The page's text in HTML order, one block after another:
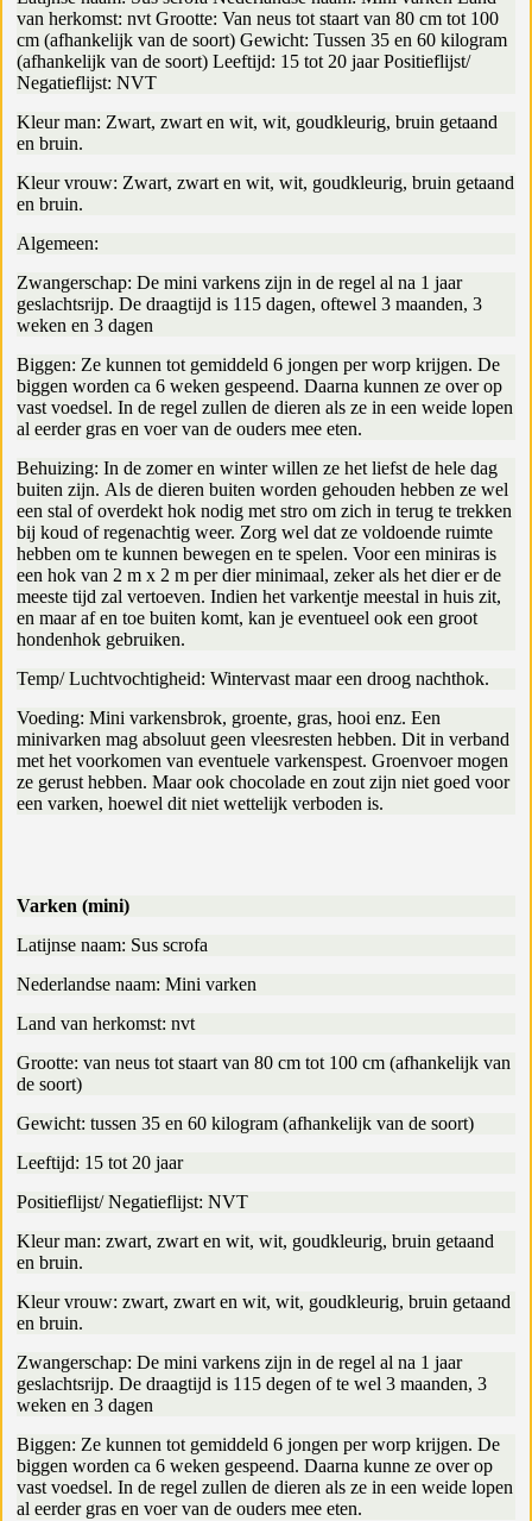
van herkomst: nvt Grootte: Van neus tot staart van 80 cm tot 100
cm (afhankelijk van de soort) Gewicht: Tussen 35 en 60 kilogram
(afhankelijk van de soort) Leeftijd: 15 tot 20 jaar Positieflijst/
Negatieflijst: NVT
Kleur man: Zwart, zwart en wit, wit, goudkleurig, bruin getaand
en bruin.
Kleur vrouw: Zwart, zwart en wit, wit, goudkleurig, bruin getaand
en bruin.
Algemeen:
Zwangerschap: De mini varkens zijn in de regel al na 1 jaar
geslachtsrijp. De draagtijd is 115 dagen, oftewel 3 maanden, 3
weken en 3 dagen
Biggen: Ze kunnen tot gemiddeld 6 jongen per worp krijgen. De
biggen worden ca 6 weken gespeend. Daarna kunnen ze over op
vast voedsel. In de regel zullen de dieren als ze in een weide lopen
al eerder gras en voer van de ouders mee eten.
Behuizing: In de zomer en winter willen ze het liefst de hele dag
buiten zijn. Als de dieren buiten worden gehouden hebben ze wel
een stal of overdekt hok nodig met stro om zich in terug te trekken
bij koud of regenachtig weer. Zorg wel dat ze voldoende ruimte
hebben om te kunnen bewegen en te spelen. Voor een miniras is
een hok van 2 m x 2 m per dier minimaal, zeker als het dier er de
meeste tijd zal vertoeven. Indien het varkentje meestal in huis zit,
en maar af en toe buiten komt, kan je eventueel ook een groot
hondenhok gebruiken.
Temp/ Luchtvochtigheid: Wintervast maar een droog nachthok.
Voeding: Mini varkensbrok, groente, gras, hooi enz. Een
minivarken mag absoluut geen vleesresten hebben. Dit in verband
met het voorkomen van eventuele varkenspest. Groenvoer mogen
ze gerust hebben. Maar ook chocolade en zout zijn niet goed voor
een varken, hoewel dit niet wettelijk verboden is.
Varken (mini)
Latijnse naam: Sus scrofa
Nederlandse naam: Mini varken
Land van herkomst: nvt
Grootte: van neus tot staart van 80 cm tot 100 cm (afhankelijk van
de soort)
Gewicht: tussen 35 en 60 kilogram (afhankelijk van de soort)
Leeftijd: 15 tot 20 jaar
Positieflijst/ Negatieflijst: NVT
Kleur man: zwart, zwart en wit, wit, goudkleurig, bruin getaand
en bruin.
Kleur vrouw: zwart, zwart en wit, wit, goudkleurig, bruin getaand
en bruin.
Zwangerschap: De mini varkens zijn in de regel al na 1 jaar
geslachtsrijp. De draagtijd is 115 degen of te wel 3 maanden, 3
weken en 3 dagen
Biggen: Ze kunnen tot gemiddeld 6 jongen per worp krijgen. De
biggen worden ca 6 weken gespeend. Daarna kunne ze over op
vast voedsel. In de regel zullen de dieren als ze in een weide lopen
al eerder gras en voer van de ouders mee eten.